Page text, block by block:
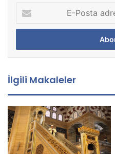
P
s
a
d
r
e
s
i
n
İlgili Makaleler